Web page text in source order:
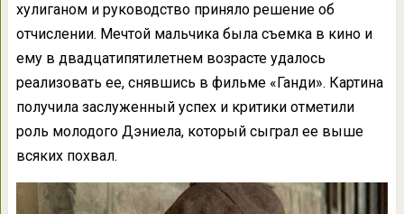
хулиганом и руководство приняло решение об
отчислении. Мечтой мальчика была съемка в кино и
ему в двадцатипятилетнем возрасте удалось
реализовать ее, снявшись в фильме «Ганди». Картина
получила заслуженный успех и критики отметили
роль молодого Дэниела, который сыграл ее выше
всяких похвал.